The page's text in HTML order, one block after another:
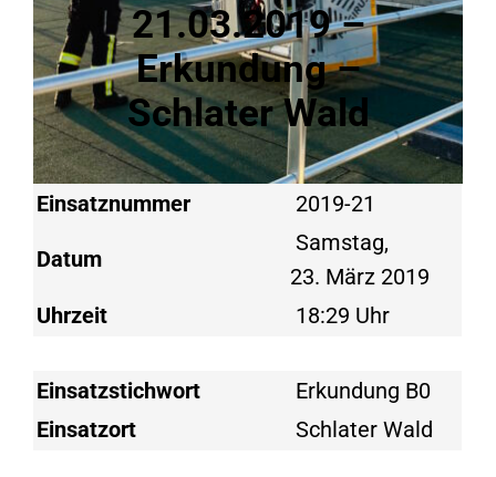
21.03.2019 –
Erkundung –
Schlater Wald
Einsatznummer 2019-21
Datum
Samstag,
23. März 2019
Uhrzeit
18:29 Uhr
Einsatzstichwort
Erkundung B0
Einsatzort
Schlater Wald